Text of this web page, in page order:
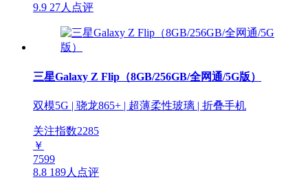
9.9 27人点评
三星Galaxy Z Flip（8GB/256GB/全网通/5G版）
双模5G | 骁龙865+ | 超薄柔性玻璃 | 折叠手机
关注指数2285
￥
7599
8.8 189人点评